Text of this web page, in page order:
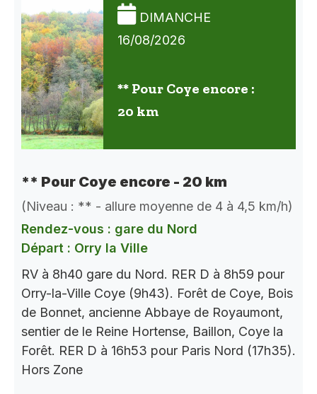
DIMANCHE
16/08/2026
** Pour Coye encore :
20 km
** Pour Coye encore - 20 km
(Niveau : ** - allure moyenne de 4 à 4,5 km/h)
Rendez-vous : gare du Nord
Départ : Orry la Ville
RV à 8h40 gare du Nord. RER D à 8h59 pour
Orry-la-Ville Coye (9h43). Forêt de Coye, Bois
de Bonnet, ancienne Abbaye de Royaumont,
sentier de le Reine Hortense, Baillon, Coye la
Forêt. RER D à 16h53 pour Paris Nord (17h35).
Hors Zone